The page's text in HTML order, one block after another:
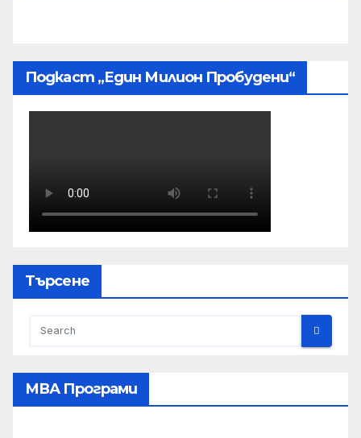
Подкаст „Един Милион Пробудени“
Търсене
МВА Програми